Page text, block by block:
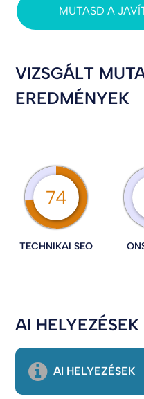
MUTASD A
VIZSGÁLT
EREDMÉNYEK
74
TECHNIKAI SEO
AI HELYEZÉSEK
AI HELYEZÉSEK